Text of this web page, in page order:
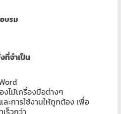
บรม
ที่จำเป็น
งไม้เครื่องมือต่างๆ
ะการใช้งานให้ถูกต้อง เพื่อ
ร็วกว่า